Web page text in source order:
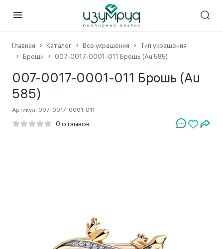
Главная Каталог Все украшения
Тип украшения
Броши
007-0017-0001-011 Брошь (Au 585)
007-0017-0001-011 Брошь (Au
585)
Артикул: 007-0017-0001-011